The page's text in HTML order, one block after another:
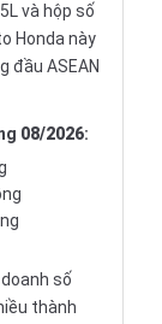
và hộp số
Honda này
đầu ASEAN
08/2026:
số
thành